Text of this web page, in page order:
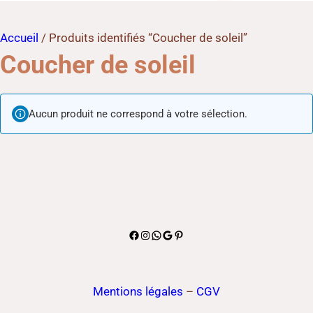
Accueil / Produits identifiés “Coucher de soleil”
Coucher de soleil
Aucun produit ne correspond à votre sélection.
Facebook
Instagram
WhatsApp
Google
Pinterest
Mentions légales – CGV